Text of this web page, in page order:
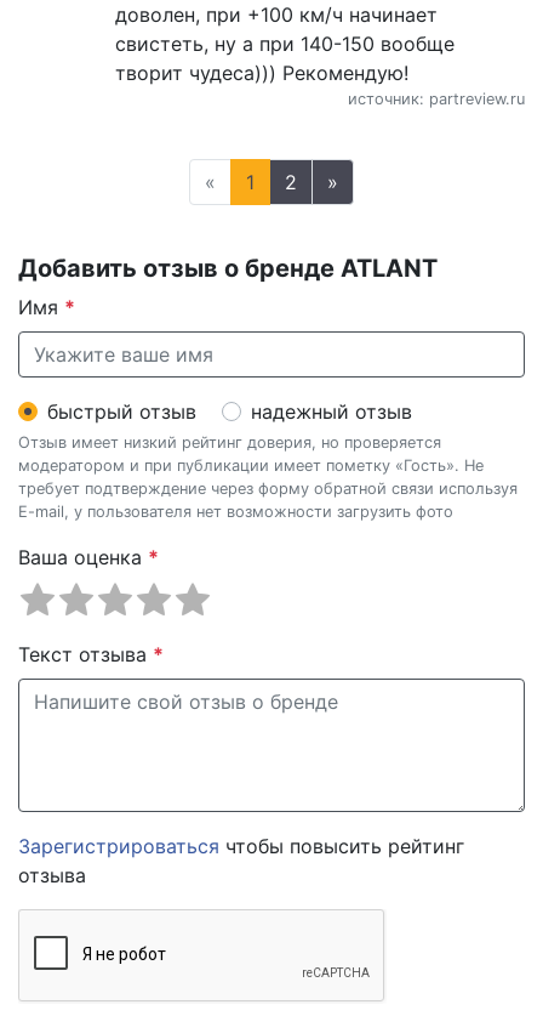
доволен, при +100 км/ч начинает
свистеть, ну а при 140-150 вообще
творит чудеса))) Рекомендую!
источник: partreview.ru
« 1 2 »
Добавить отзыв о бренде ATLANT
Имя *
быстрый отзыв надежный отзыв
Отзыв имеет низкий рейтинг доверия, но проверяется
модератором и при публикации имеет пометку «Гость». Не
требует подтверждение через форму обратной связи используя
E-mail, у пользователя нет возможности загрузить фото
Ваша оценка *
Текст отзыва *
Зарегистрироваться чтобы повысить рейтинг
отзыва